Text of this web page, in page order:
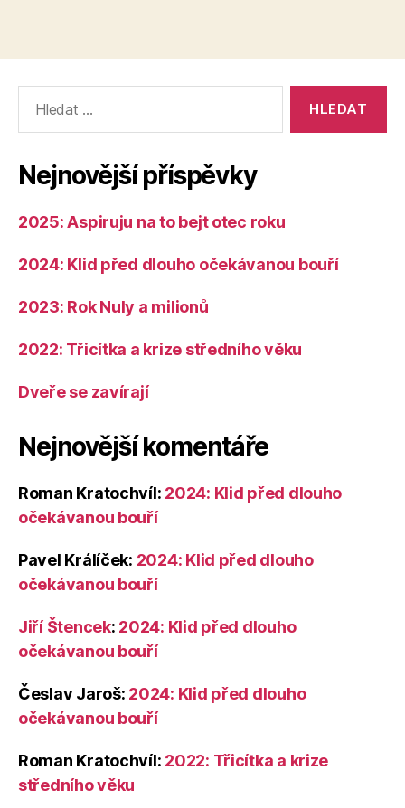
vyhledávání:
Nejnovější příspěvky
2025: Aspiruju na to bejt otec roku
2024: Klid před dlouho očekávanou bouří
2023: Rok Nuly a milionů
2022: Třicítka a krize středního věku
Dveře se zavírají
Nejnovější komentáře
Roman Kratochvíl: 2024: Klid před dlouho
očekávanou bouří
Pavel Králíček: 2024: Klid před dlouho
očekávanou bouří
Jiří Štencek: 2024: Klid před dlouho
očekávanou bouří
Česlav Jaroš: 2024: Klid před dlouho
očekávanou bouří
Roman Kratochvíl: 2022: Třicítka a krize
středního věku